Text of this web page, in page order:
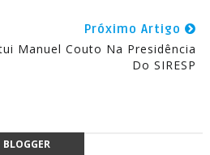
Próximo Artigo
Manuel Couto Na Presidência
Do SIRESP
BLOGGER